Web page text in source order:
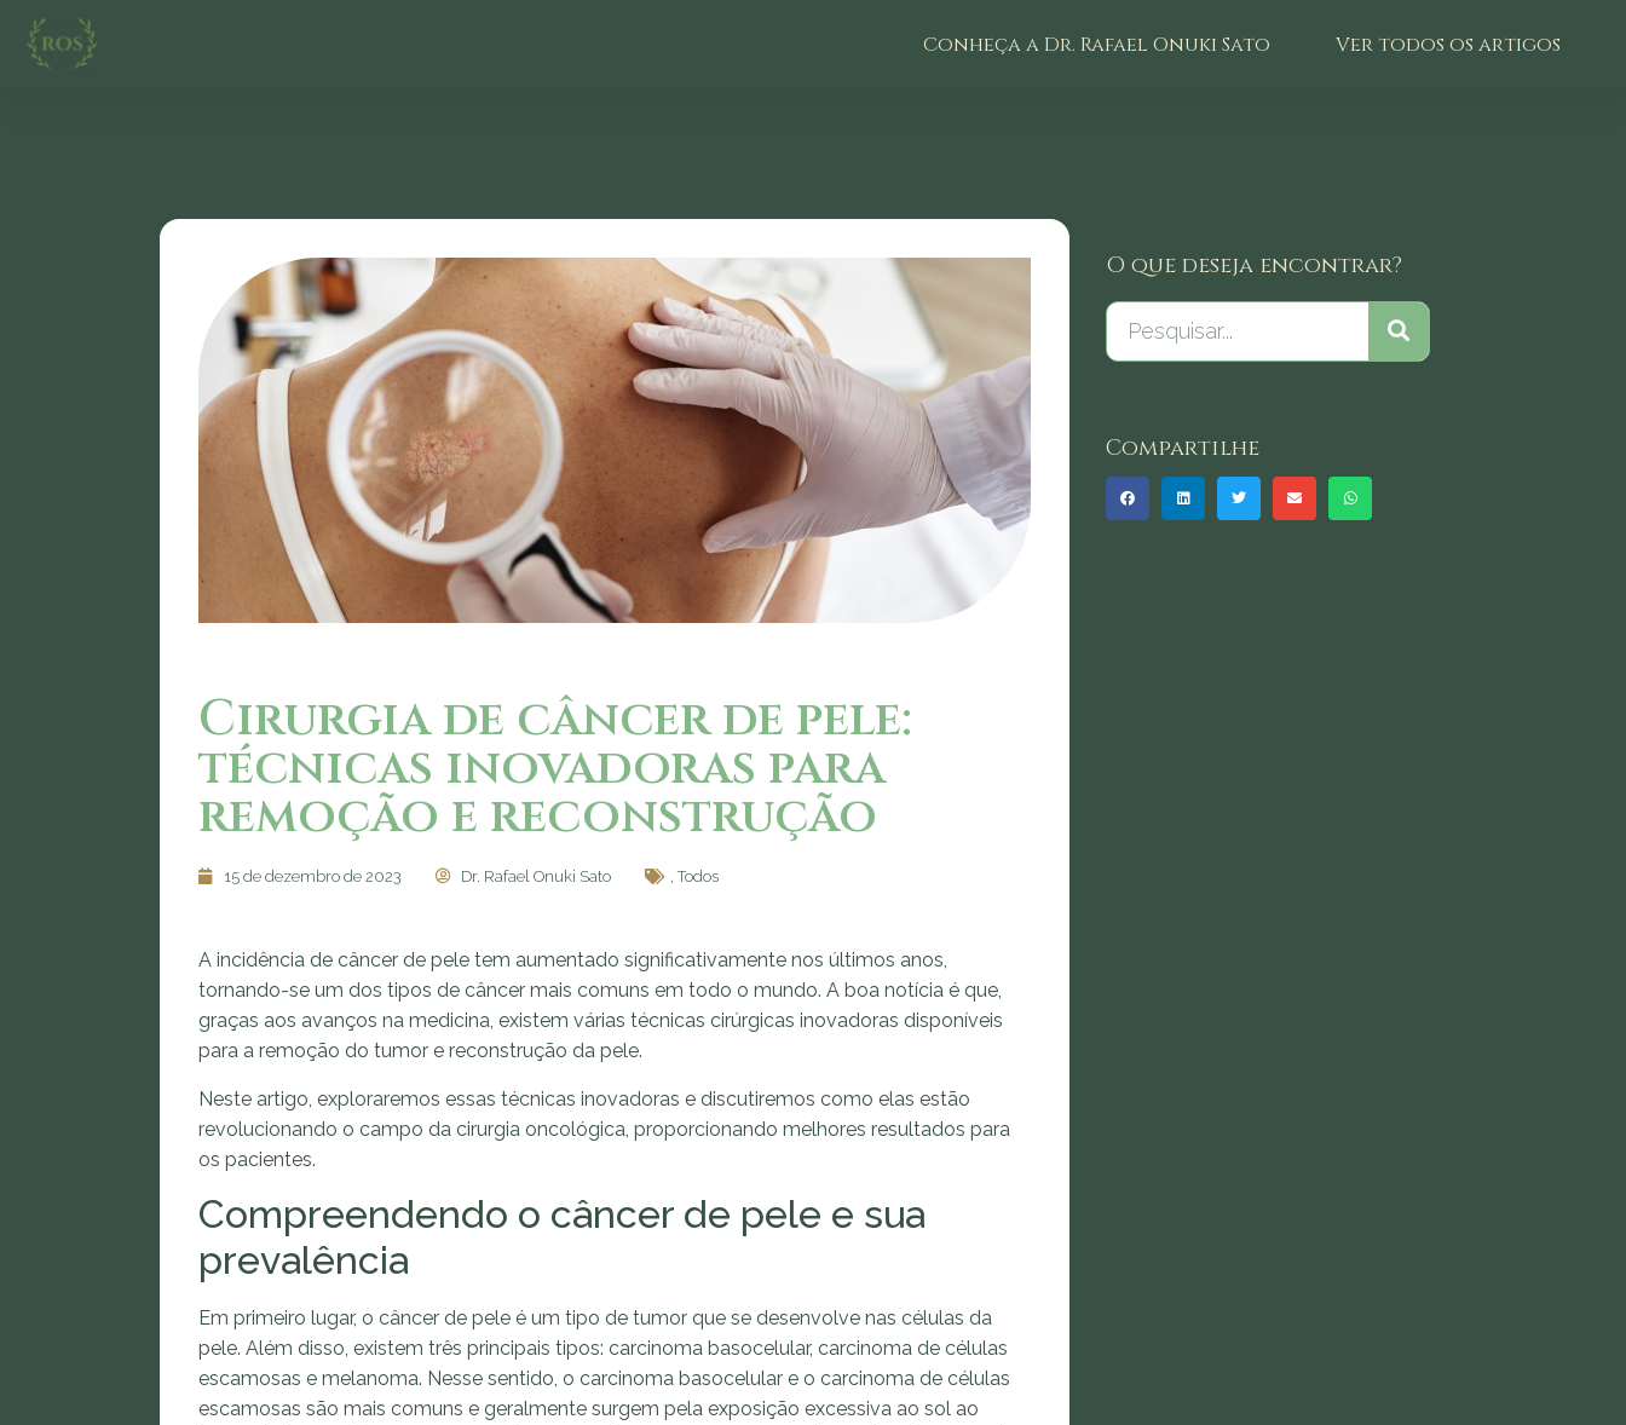
Conheça a Dr. Rafael Onuki Sato Ver todos os artigos
Cirurgia de câncer de pele:
técnicas inovadoras para
remoção e reconstrução
15 de dezembro de 2023 Dr. Rafael Onuki Sato , Todos
‍A incidência de câncer de pele tem aumentado significativamente nos últimos anos,
tornando-se um dos tipos de câncer mais comuns em todo o mundo. A boa notícia é que,
graças aos avanços na medicina, existem várias técnicas cirúrgicas inovadoras disponíveis
para a remoção do tumor e reconstrução da pele.
Neste artigo, exploraremos essas técnicas inovadoras e discutiremos como elas estão
revolucionando o campo da cirurgia oncológica, proporcionando melhores resultados para
os pacientes.
Compreendendo o câncer de pele e sua
prevalência
Em primeiro lugar, o câncer de pele é um tipo de tumor que se desenvolve nas células da
pele. Além disso, existem três principais tipos: carcinoma basocelular, carcinoma de células
escamosas e melanoma. Nesse sentido, o carcinoma basocelular e o carcinoma de células
escamosas são mais comuns e geralmente surgem pela exposição excessiva ao sol ao
O que deseja encontrar?
Compartilhe